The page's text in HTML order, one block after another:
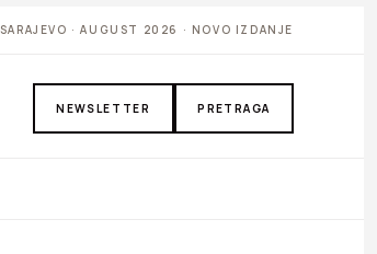
SARAJEVO · AUGUST 2026 · NOVO IZDANJE
NEWSLETTER PRETRAGA